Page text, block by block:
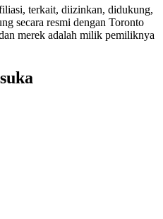
terkait, diizinkan, didukung,
secara resmi dengan Toronto
merek adalah milik pemiliknya